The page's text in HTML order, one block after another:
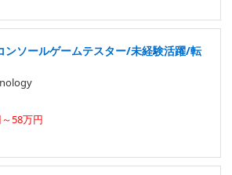
ンソールゲームテスター/未経験活躍/転
58万円